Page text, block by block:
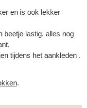
en is ook lekker
beetje lastig, alles nog
tijdens het aankleden .
.